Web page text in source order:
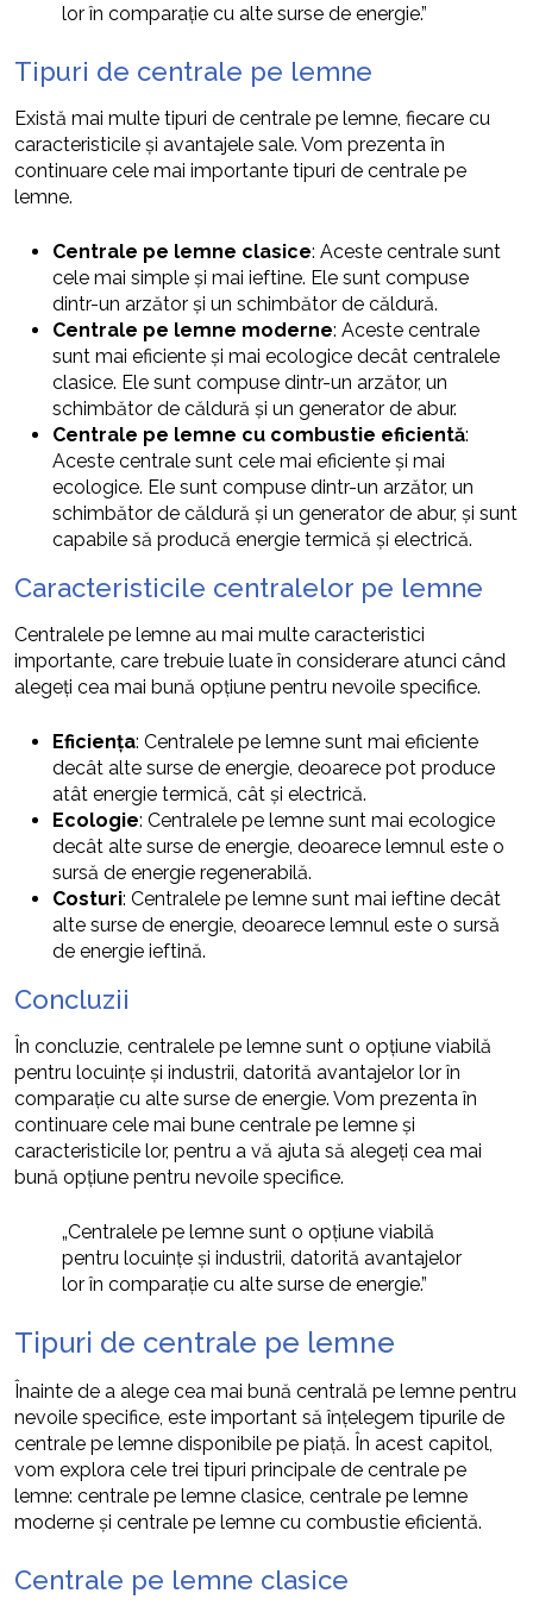
lor în comparație cu alte surse de energie.”
Tipuri de centrale pe lemne
Există mai multe tipuri de centrale pe lemne, fiecare cu
caracteristicile și avantajele sale. Vom prezenta în
continuare cele mai importante tipuri de centrale pe
lemne.
Centrale pe lemne clasice: Aceste centrale sunt
cele mai simple și mai ieftine. Ele sunt compuse
dintr-un arzător și un schimbător de căldură.
Centrale pe lemne moderne: Aceste centrale
sunt mai eficiente și mai ecologice decât centralele
clasice. Ele sunt compuse dintr-un arzător, un
schimbător de căldură și un generator de abur.
Centrale pe lemne cu combustie eficientă:
Aceste centrale sunt cele mai eficiente și mai
ecologice. Ele sunt compuse dintr-un arzător, un
schimbător de căldură și un generator de abur, și sunt
capabile să producă energie termică și electrică.
Caracteristicile centralelor pe lemne
Centralele pe lemne au mai multe caracteristici
importante, care trebuie luate în considerare atunci când
alegeți cea mai bună opțiune pentru nevoile specifice.
Eficiența: Centralele pe lemne sunt mai eficiente
decât alte surse de energie, deoarece pot produce
atât energie termică, cât și electrică.
Ecologie: Centralele pe lemne sunt mai ecologice
decât alte surse de energie, deoarece lemnul este o
sursă de energie regenerabilă.
Costuri: Centralele pe lemne sunt mai ieftine decât
alte surse de energie, deoarece lemnul este o sursă
de energie ieftină.
Concluzii
În concluzie, centralele pe lemne sunt o opțiune viabilă
pentru locuințe și industrii, datorită avantajelor lor în
comparație cu alte surse de energie. Vom prezenta în
continuare cele mai bune centrale pe lemne și
caracteristicile lor, pentru a vă ajuta să alegeți cea mai
bună opțiune pentru nevoile specifice.
„Centralele pe lemne sunt o opțiune viabilă
pentru locuințe și industrii, datorită avantajelor
lor în comparație cu alte surse de energie.”
Tipuri de centrale pe lemne
Înainte de a alege cea mai bună centrală pe lemne pentru
nevoile specifice, este important să înțelegem tipurile de
centrale pe lemne disponibile pe piață. În acest capitol,
vom explora cele trei tipuri principale de centrale pe
lemne: centrale pe lemne clasice, centrale pe lemne
moderne și centrale pe lemne cu combustie eficientă.
Centrale pe lemne clasice